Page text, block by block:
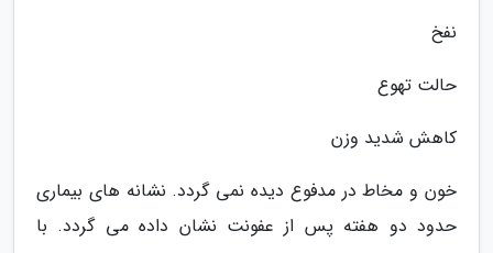
نفخ
حالت تهوع
کاهش شدید وزن
خون و مخاط در مدفوع دیده نمی گردد. نشانه های بیماری
حدود دو هفته پس از عفونت نشان داده می گردد. با